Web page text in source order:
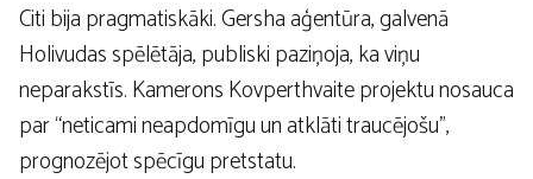
Citi bija pragmatiskāki. Gersha aģentūra, galvenā
Holivudas spēlētāja, publiski paziņoja, ka viņu
neparakstīs. Kamerons Kovperthvaite projektu nosauca
par “neticami neapdomīgu un atklāti traucējošu”,
prognozējot spēcīgu pretstatu.